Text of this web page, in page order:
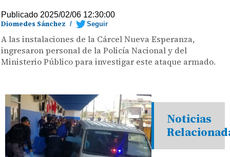
Publicado 2025/02/06 12:30:00
Diomedes Sánchez / Seguir
A las instalaciones de la Cárcel Nueva Esperanza,
ingresaron personal de la Policía Nacional y del
Ministerio Público para investigar este ataque armado.
Noticias